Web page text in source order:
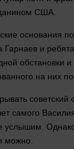
США.
основания
и
обстановки
на них
самого
услышим.
можно.